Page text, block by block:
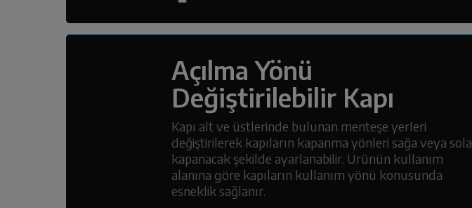
Açılma Yönü
Değiştirilebilir Kapı
Kapı alt ve üstlerinde bulunan menteşe yerleri
değiştirilerek kapıların kapanma yönleri sağa veya sola
kapanacak şekilde ayarlanabilir. Ürünün kullanım
alanına göre kapıların kullanım yönü konusunda
esneklik sağlanır.